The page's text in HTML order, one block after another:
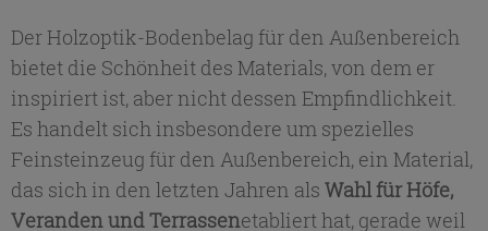
Der Holzoptik-Bodenbelag für den Außenbereich
bietet die Schönheit des Materials, von dem er
inspiriert ist, aber nicht dessen Empfindlichkeit.
Es handelt sich insbesondere um spezielles
Feinsteinzeug für den Außenbereich, ein Material,
das sich in den letzten Jahren als Wahl für Höfe,
Veranden und Terrassenetabliert hat, gerade weil